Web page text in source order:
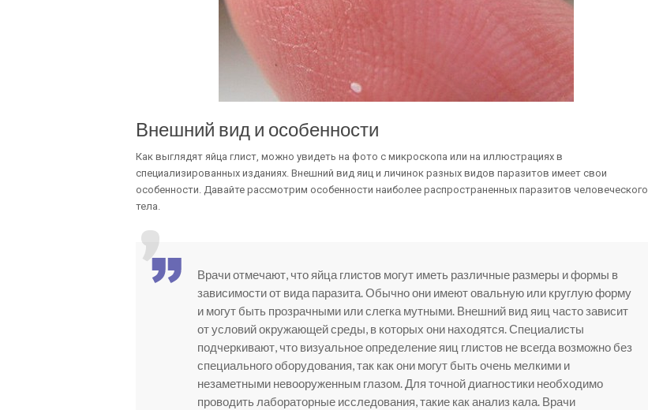
Внешний вид и особенности
Как выглядят яйца глист, можно увидеть на фото с микроскопа или на иллюстрациях в
специализированных изданиях. Внешний вид яиц и личинок разных видов паразитов имеет свои
особенности. Давайте рассмотрим особенности наиболее распространенных паразитов человеческого
тела.
Врачи отмечают, что яйца глистов могут иметь различные размеры и формы в
зависимости от вида паразита. Обычно они имеют овальную или круглую форму
и могут быть прозрачными или слегка мутными. Внешний вид яиц часто зависит
от условий окружающей среды, в которых они находятся. Специалисты
подчеркивают, что визуальное определение яиц глистов не всегда возможно без
специального оборудования, так как они могут быть очень мелкими и
незаметными невооруженным глазом. Для точной диагностики необходимо
проводить лабораторные исследования, такие как анализ кала. Врачи